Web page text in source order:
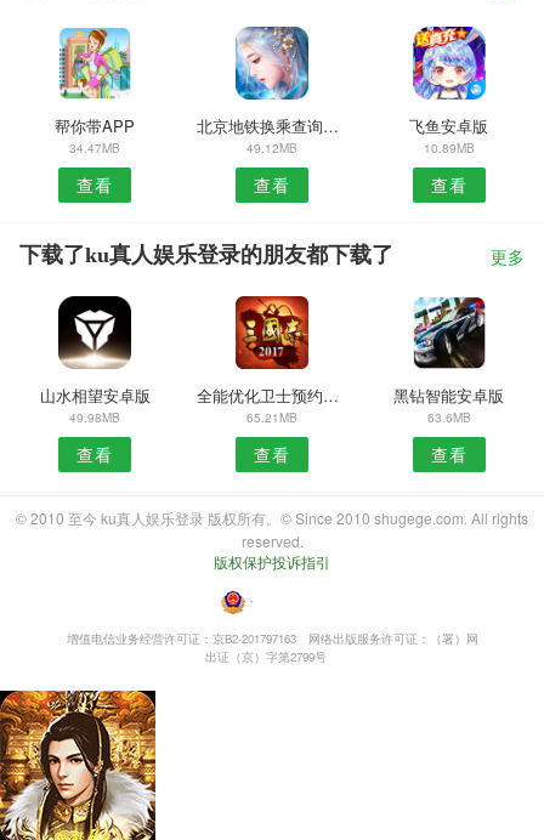
帮你带APP
34.47MB
查看
北京地铁换乘查询最新
49.12MB
查看
飞鱼安卓版
10.89MB
查看
下载了ku真人娱乐登录的朋友都下载了 更多
山水相望安卓版
49.98MB
查看
全能优化卫士预约安卓版
65.21MB
查看
黑钻智能安卓版
63.6MB
查看
© 2010 至今 ku真人娱乐登录 版权所有。© Since 2010 shugege.com. All rights
reserved.
版权保护投诉指引
・
增值电信业务经营许可证：京B2-201797163
网络出版服务许可证：（署）网
出证（京）字第2799号